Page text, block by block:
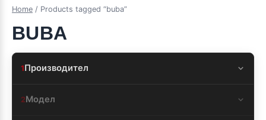
Home / Products tagged “buba”
BUBA
1Производител
2Модел